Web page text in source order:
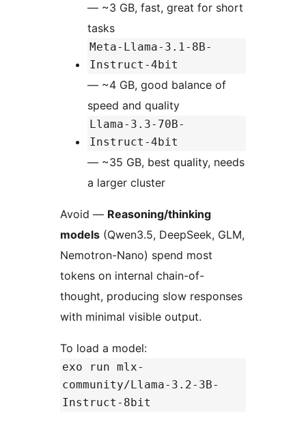
— ~3 GB, fast, great for short
tasks
Meta-Llama-3.1-8B-
Instruct-4bit
— ~4 GB, good balance of
speed and quality
Llama-3.3-70B-
Instruct-4bit
— ~35 GB, best quality, needs
a larger cluster
Avoid — Reasoning/thinking
models (Qwen3.5, DeepSeek, GLM,
Nemotron-Nano) spend most
tokens on internal chain-of-
thought, producing slow responses
with minimal visible output.
To load a model:
exo run mlx-
community/Llama-3.2-3B-
Instruct-8bit